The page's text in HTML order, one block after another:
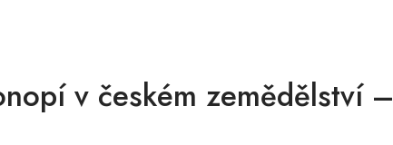
v českém zemědělství –